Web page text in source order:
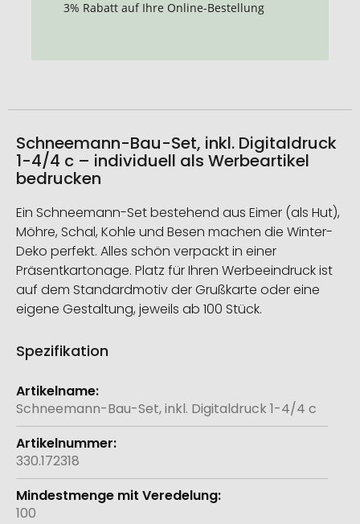
3% Rabatt auf Ihre Online-Bestellung
Schneemann-Bau-Set, inkl. Digitaldruck
1-4/4 c – individuell als Werbeartikel
bedrucken
Ein Schneemann-Set bestehend aus Eimer (als Hut),
Möhre, Schal, Kohle und Besen machen die Winter-
Deko perfekt. Alles schön verpackt in einer
Präsentkartonage. Platz für Ihren Werbeeindruck ist
auf dem Standardmotiv der Grußkarte oder eine
eigene Gestaltung, jeweils ab 100 Stück.
Spezifikation
Weitere
Informationen
Schneemann-Bau-Set, inkl. Digitaldruck 1-4/4 c
330.172318
100